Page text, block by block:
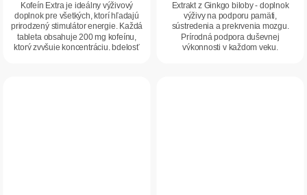
Kofeín Extra je ideálny výživový
doplnok pre všetkých, ktorí hľadajú
prirodzený stimulátor energie. Každá
tableta obsahuje 200 mg kofeínu,
ktorý zvyšuje koncentráciu, bdelosť
Extrakt z Ginkgo biloby - doplnok
výživy na podporu pamäti,
sústredenia a prekrvenia mozgu.
Prírodná podpora duševnej
výkonnosti v každom veku.